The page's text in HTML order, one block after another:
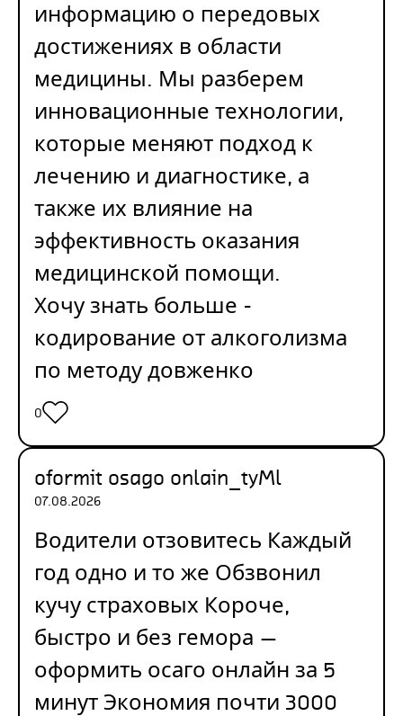
информацию о передовых
достижениях в области
медицины. Мы разберем
инновационные технологии,
которые меняют подход к
лечению и диагностике, а
также их влияние на
эффективность оказания
медицинской помощи.
Хочу знать больше -
кодирование от алкоголизма
по методу довженко
0
oformit osago onlain_tyMl
07.08.2026
Водители отзовитесь Каждый
год одно и то же Обзвонил
кучу страховых Короче,
быстро и без гемора —
оформить осаго онлайн за 5
минут Экономия почти 3000